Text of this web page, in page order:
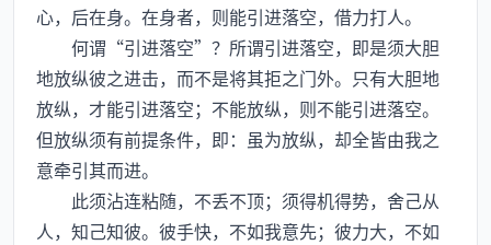
心，后在身。在身者，则能引进落空，借力打人。
何谓“引进落空”？所谓引进落空，即是须大胆
地放纵彼之进击，而不是将其拒之门外。只有大胆地
放纵，才能引进落空；不能放纵，则不能引进落空。
但放纵须有前提条件，即：虽为放纵，却全皆由我之
意牵引其而进。
此须沾连粘随，不丢不顶；须得机得势，舍己从
人，知己知彼。彼手快，不如我意先；彼力大，不如